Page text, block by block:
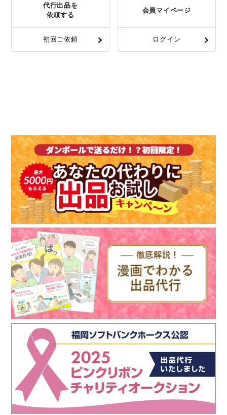
代行出品を
依頼する
初回ご依頼
会員マイページ
ログイン